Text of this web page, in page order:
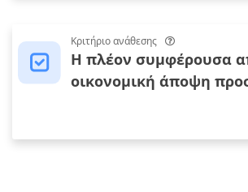
Κριτήριο ανάθεσης
Η πλέον συμφέρουσα
οικονομική άποψη